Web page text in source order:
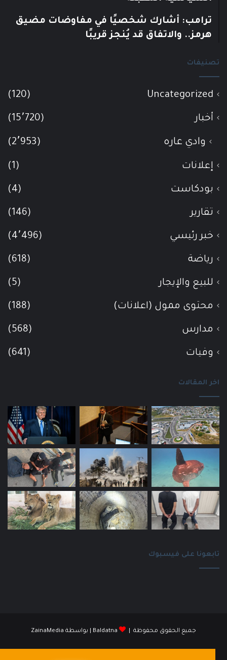
ترامب: أشارك شخصيًا في مفاوضات مضيق
هرمز.. والاتفاق قد يُنجز قريبًا
تصنيفات
Uncategorized
(120)
أخبار (15٬720)
وادي عاره (2٬953)
إعلانات (1)
بودكاست (4)
تقارير (146)
خبر رئيسي (4٬496)
رياضة (618)
للبيع والإيجار (5)
محتوى ممول (اعلانات) (188)
مدارس (568)
وفيات (641)
اخر المقالات
تابعونا على فيسبوك
جميع الحقوق محفوظة | Baldatna | بواسطة ZainaMedia